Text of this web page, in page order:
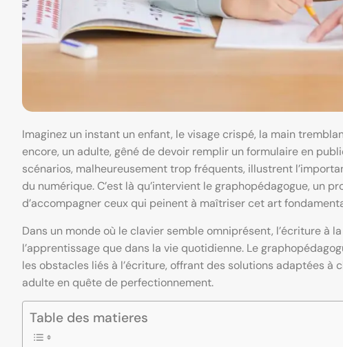
Imaginez un instant un enfant, le visage crispé, la main
encore, un adulte, gêné de devoir remplir un formulaire en
scénarios, malheureusement trop fréquents, illustrent
du numérique. C’est là qu’intervient le graphopédagogue, un
d’accompagner ceux qui peinent à maîtriser cet art
Dans un monde où le clavier semble omniprésent, l’écriture à
l’apprentissage que dans la vie quotidienne. Le
les obstacles liés à l’écriture, offrant des solutions adaptées à
adulte en quête de perfectionnement.
Table des matieres